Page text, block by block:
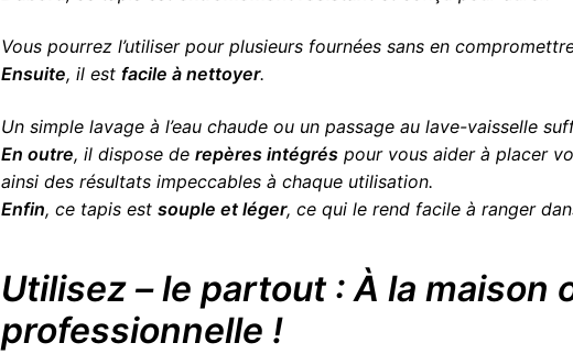
Vous pourrez l’utiliser pour plusieurs fournées sans en
Ensuite, il est facile à nettoyer.
Un simple lavage à l’eau chaude ou un passage au lave-vaisselle
En outre, il dispose de repères intégréspour vous aider à placer
ainsi des résultats impeccables à chaque utilisation.
Enfin, ce tapis est souple et léger, ce qui le rend facile à ranger
Utilisez – le partout : À la maison
professionnelle !